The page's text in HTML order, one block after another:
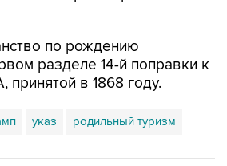
по рождению
разделе 14-й поправки к
принятой в 1868 году.
указ родильный туризм